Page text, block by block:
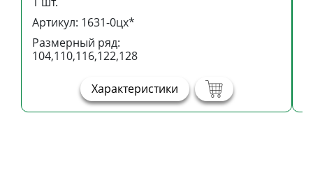
Артикул: 1631-0цх*
Размерный ряд:
104,110,116,122,128
Характеристики